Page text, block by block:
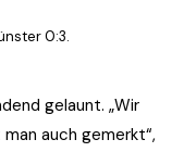
0:3.
gelaunt. „Wir
auch gemerkt“,